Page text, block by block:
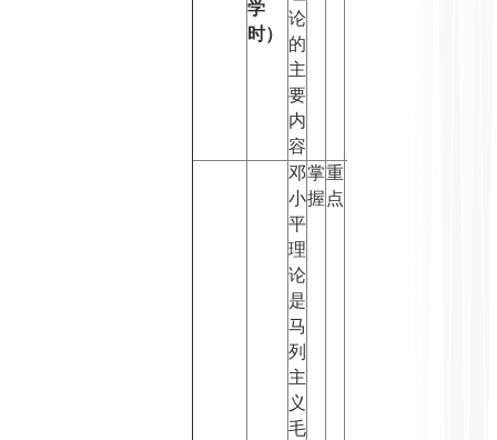
学
时）
论
的
主
要
内
容
邓
小
平
理
论
是
马
列
主
义
毛
掌
握
重
点